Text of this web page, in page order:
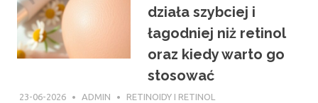
działa szybciej i
łagodniej niż retinol
oraz kiedy warto go
stosować
23-06-2026 ADMIN RETINOIDY I RETINOL